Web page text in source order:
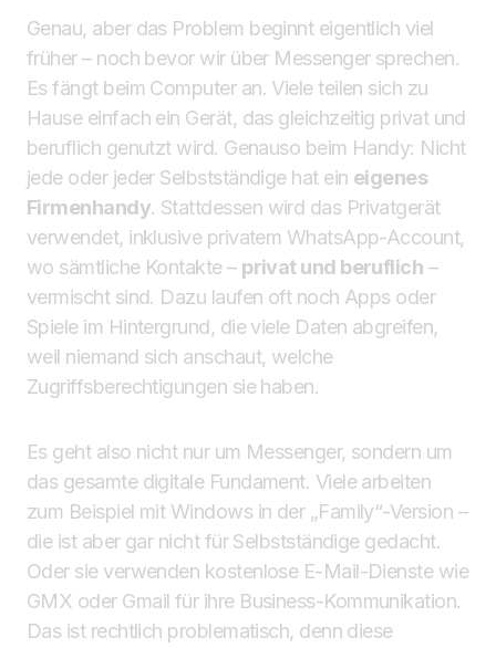
Genau, aber das Problem beginnt eigentlich viel
früher – noch bevor wir über Messenger sprechen.
Es fängt beim Computer an. Viele teilen sich zu
Hause einfach ein Gerät, das gleichzeitig privat und
beruflich genutzt wird. Genauso beim Handy: Nicht
jede oder jeder Selbstständige hat ein eigenes
Firmenhandy. Stattdessen wird das Privatgerät
verwendet, inklusive privatem WhatsApp-Account,
wo sämtliche Kontakte – privat und beruflich –
vermischt sind. Dazu laufen oft noch Apps oder
Spiele im Hintergrund, die viele Daten abgreifen,
weil niemand sich anschaut, welche
Zugriffsberechtigungen sie haben.
Es geht also nicht nur um Messenger, sondern um
das gesamte digitale Fundament. Viele arbeiten
zum Beispiel mit Windows in der „Family“-Version –
die ist aber gar nicht für Selbstständige gedacht.
Oder sie verwenden kostenlose E-Mail-Dienste wie
GMX oder Gmail für ihre Business-Kommunikation.
Das ist rechtlich problematisch, denn diese